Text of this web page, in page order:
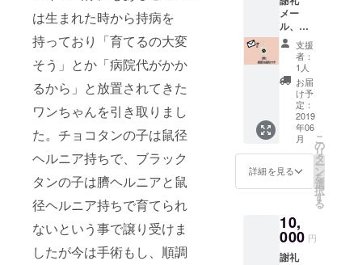
は生まれた時から持病を
持っており「育てるの大変
そう」とか「病院代がかか
るから」と放置されてきた
ワンちゃんを引き取りまし
た。チョコタンの子は鼠径
ヘルニア持ちで、ブラック
タンの子は臍ヘルニアと鼠
径ヘルニア持ちで育てられ
ないという事で譲り受けま
したが今は手術もし、順調
メー
ル、オ
リジナ
ルバッ
支援
者：
1人
お届
け予
定：
2019
年06
月
詳細を見る
こ
の
リ
タ
ー
ン
を
選
択
す
る
10,
000 円
謝礼